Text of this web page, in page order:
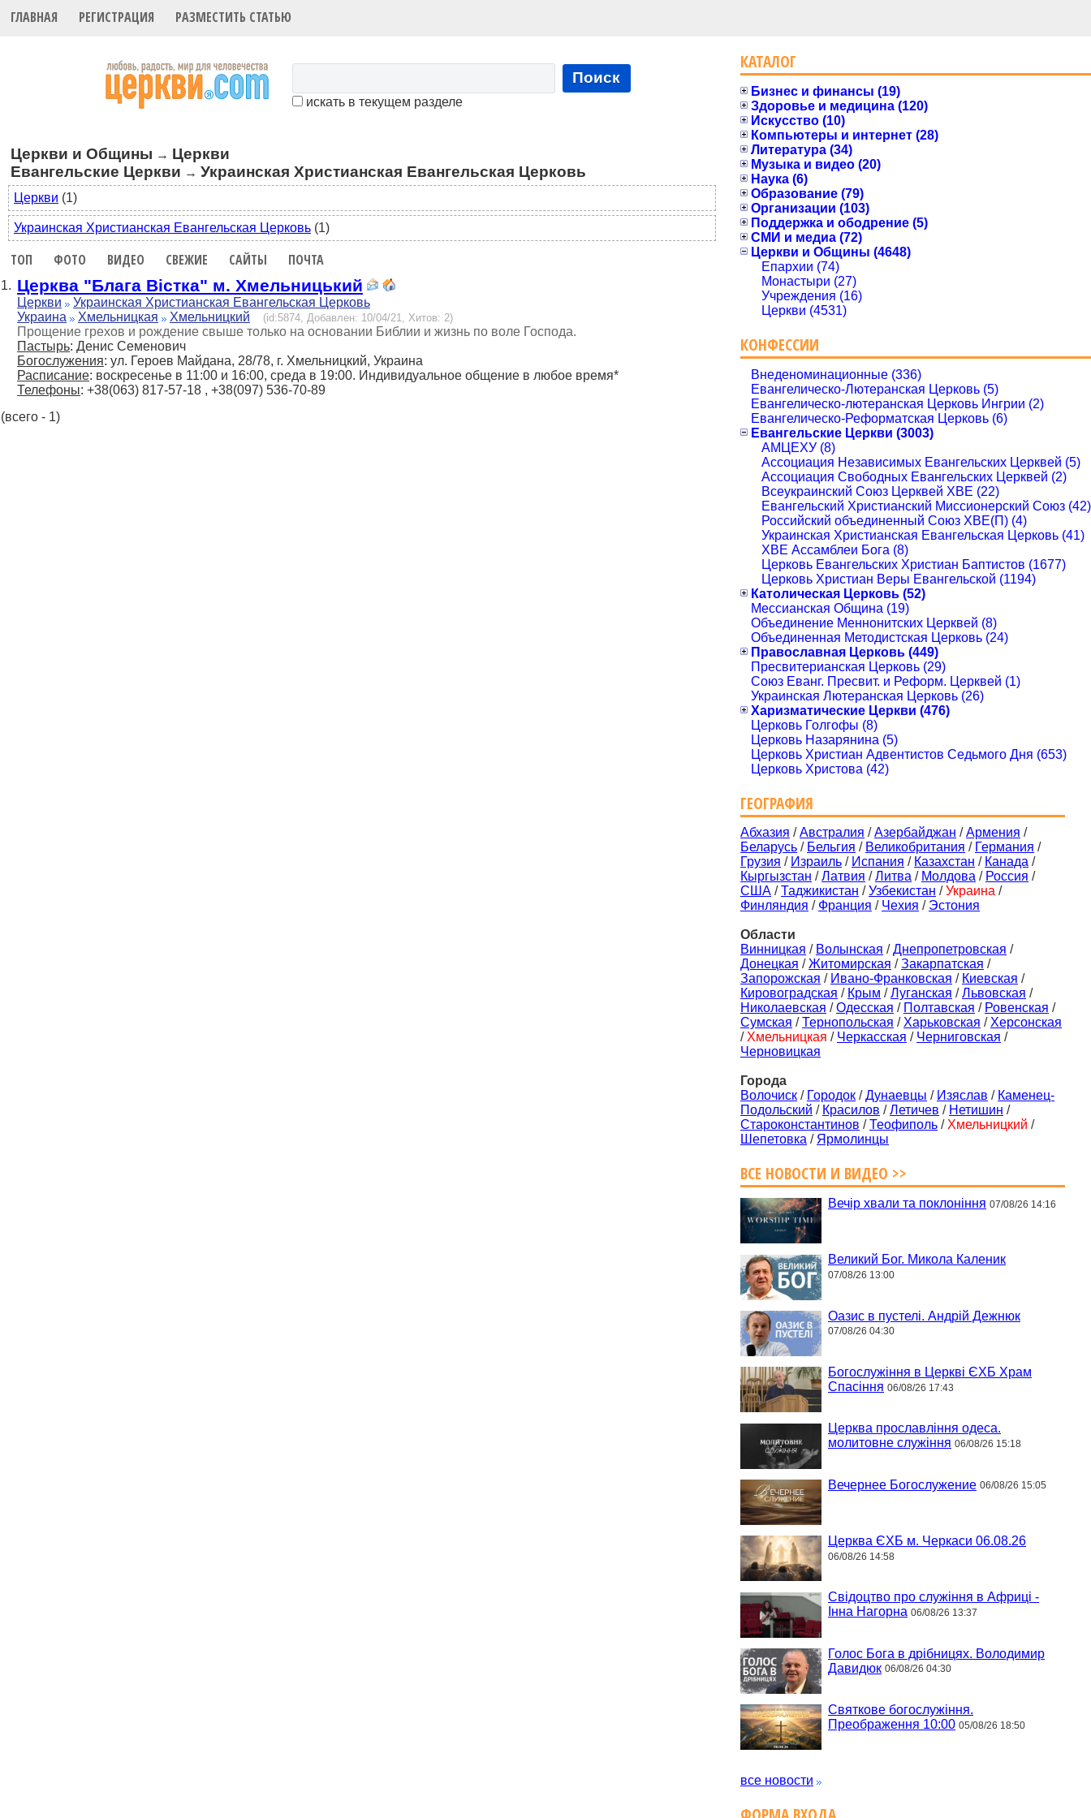
ГЛАВНАЯ РЕГИСТРАЦИЯ РАЗМЕСТИТЬ СТАТЬЮ
Поиск
искать в текущем разделе
Церкви и Общины → Церкви
Евангельские Церкви → Украинская Христианская Евангельская Церковь
Церкви (1)
Украинская Христианская Евангельская Церковь (1)
ТОП ФОТО ВИДЕО СВЕЖИЕ САЙТЫ ПОЧТА
1. Церква "Блага Вістка" м. Хмельницький
Церкви
Украинская Христианская Евангельская Церковь
Украина
Хмельницкая Хмельницкий (id:5874, Добавлен: 10/04/21, Хитов: 2)
Прощение грехов и рождение свыше только на основании Библии и жизнь по воле Господа.
Пастырь: Денис Семенович
Богослужения: ул. Героев Майдана, 28/78, г. Хмельницкий, Украина
Расписание: воскресенье в 11:00 и 16:00, среда в 19:00. Индивидуальное общение в любое время*
Телефоны: +38(063) 817-57-18 , +38(097) 536-70-89
(всего - 1)
КАТАЛОГ
Бизнес и финансы (19)
Здоровье и медицина (120)
Искусство (10)
Компьютеры и интернет (28)
Литература (34)
Музыка и видео (20)
Наука (6)
Образование (79)
Организации (103)
Поддержка и ободрение (5)
СМИ и медиа (72)
Церкви и Общины (4648)
Епархии (74)
Монастыри (27)
Учреждения (16)
Церкви (4531)
КОНФЕССИИ
Внеденоминационные (336)
Евангелическо-Лютеранская Церковь (5)
Евангелическо-лютеранская Церковь Ингрии (2)
Евангелическо-Реформатская Церковь (6)
Евангельские Церкви (3003)
АМЦЕХУ (8)
Ассоциация Независимых Евангельских Церквей (5)
Ассоциация Свободных Евангельских Церквей (2)
Всеукраинский Союз Церквей ХВЕ (22)
Евангельский Христианский Миссионерский Союз (42)
Российский объединенный Союз ХВЕ(П) (4)
Украинская Христианская Евангельская Церковь (41)
ХВЕ Ассамблеи Бога (8)
Церковь Евангельских Христиан Баптистов (1677)
Церковь Христиан Веры Евангельской (1194)
Католическая Церковь (52)
Мессианская Община (19)
Объединение Меннонитских Церквей (8)
Объединенная Методистская Церковь (24)
Православная Церковь (449)
Пресвитерианская Церковь (29)
Союз Еванг. Пресвит. и Реформ. Церквей (1)
Украинская Лютеранская Церковь (26)
Харизматические Церкви (476)
Церковь Голгофы (8)
Церковь Назарянина (5)
Церковь Христиан Адвентистов Седьмого Дня (653)
Церковь Христова (42)
ГЕОГРАФИЯ
Абхазия /Австралия /Азербайджан /Армения /
Беларусь / Бельгия / Великобритания / Германия /
Грузия / Израиль / Испания / Казахстан / Канада /
Кыргызстан /Латвия /Литва / Молдова / Россия /
США /Таджикистан /Узбекистан /Украина /
Финляндия / Франция / Чехия / Эстония
Области
Винницкая / Волынская /Днепропетровская /
Донецкая /Житомирская /Закарпатская /
Запорожская / Ивано-Франковская / Киевская /
Кировоградская / Крым /Луганская /Львовская /
Николаевская /Одесская / Полтавская / Ровенская /
Сумская /Тернопольская / Харьковская / Херсонская
/ Хмельницкая / Черкасская / Черниговская /
Черновицкая
Города
Волочиск / Городок /Дунаевцы / Изяслав / Каменец-
Подольский / Красилов /Летичев / Нетишин /
Староконстантинов /Теофиполь / Хмельницкий /
Шепетовка / Ярмолинцы
ВСЕ НОВОСТИ И ВИДЕО >>
Вечір хвали та поклоніння 07/08/26 14:16
Великий Бог. Микола Каленик
07/08/26 13:00
Оазис в пустелі. Андрій Дежнюк
07/08/26 04:30
Богослужіння в Церкві ЄХБ Храм
Спасіння 06/08/26 17:43
Церква прославління одеса.
молитовне служіння 06/08/26 15:18
Вечернее Богослужение 06/08/26 15:05
Церква ЄХБ м. Черкаси 06.08.26
06/08/26 14:58
Свідоцтво про служіння в Африці -
Інна Нагорна 06/08/26 13:37
Голос Бога в дрібницях. Володимир
Давидюк 06/08/26 04:30
Святкове богослужіння.
Преображення 10:00 05/08/26 18:50
все новости